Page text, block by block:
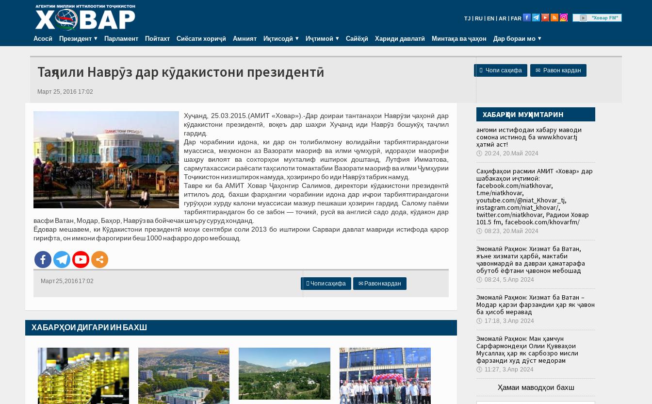
TJ RU EN AR FAR "Ховар FM"
Асосӣ Президент Парламент Пойтахт Сиёсати хориҷӣ Амният Иқтисодӣ Иҷтимоӣ Сайёҳӣ Хариди давлатӣ Минтақа ва ҷаҳон Дар бораи мо
 Чопи саҳифа ✉ Равон кардан
Таҷлили Наврӯз дар кӯдакистони президентӣ
Март 25, 2016 17:02
Хуҷанд, 25.03.2015.(АМИТ «Ховар»).-Дар доираи тантанаҳои Наврӯзи ҷаҳонӣ дар
кӯдакистони президентӣ, воқеъ дар шаҳри Хуҷанд иди Наврӯз бошукӯҳ таҷлил
гардид.
Дар чорабинии идона, ки дар он толибилмону волидайни тарбиятгирандагони
муассиса, меҳмонон аз Вазорати маориф ва илми ҷумҳурӣ, идораҳои маорифи
шаҳру вилоят ва сохторҳои мухталиф иштирок доштанд, Лутфия Имматова,
сармутахассиси раёсати таҳсилоти томактабии Вазорати маориф ва илми Ҷумҳурии
Тоҷикистон низ иштирок намуда, ҳозиринро бо иди Наврӯз табрик намуд.
Тавре ки ба АМИТ Ховар Ҷаҳонгир Салимов, директори кӯдакистони президентӣ
иттилоъ дод, бахши фарҳангии чорабинии идона дар иҷрои тарбиятгирандагони
гурӯҳҳои хурду калони муассисаи мазкур пешкаши ҳозирин гардид. Салому паёми
тарбиятгирандагон бо се забон — точикӣ, русӣ ва англисӣ садо дода, кӯдакон дар
васфи Ватан, Модар, Баҳор, Наврӯз ва бойчечак шеъру суруд хонданд.
Ёдовар мешавем, ки Кӯдакистони президентӣ моҳи сентябри соли 2013 бо иштироки Сарвари давлат мавриди истифода қарор
гирифта, он имкони фарогирии беш 1000 нафарро доро мебошад.
 Чопи саҳифа ✉ Равон кардан
Март 25, 2016 17:02
ХАБАРҲОИ ДИГАРИ ИН БАХШ
ХАБАРҲОИ МУҲИМТАРИН
Ҳангоми истифодаи хабару маводи
сомона истинод ба www.khovar.tj
ҳатмӣ аст!
🕔 20:24, 20.Май 2024
Саҳифаҳои расмии АМИТ «Ховар» дар
шабакаҳои иҷтимоӣ:
facebook.com/niatkhovar,
t.me/niatkhovar,
youtube.com/@niat_Khovar_tj,
instagram.com/niat_khovar/,
twitter.com/niatkhovar, Радиои Ховар
101.5 fm, facebook.com/khovarfm/
🕔 08:23, 20.Май 2024
Эмомалӣ Раҳмон: Хизмат ба Ватан,
яъне хизмати ҳарбӣ, мактаби
ҷавонмардӣ ва давраи ҳаматарафа
обутоб ёфтани ҷавонон мебошад
🕔 08:24, 5.Апр 2024
Эмомалӣ Раҳмон: Хизмат ба Ватан –
Модар қарзи фарзандии ҳар як ҷавон
ба ҳисоб меравад
🕔 17:18, 3.Апр 2024
Эмомалӣ Раҳмон: Ман ҳамчун
Сарфармондеҳи Олии Қувваҳои
Мусаллаҳ ҳар як сарбозро мисли
фарзанди худ дӯст медорам
🕔 11:27, 3.Апр 2024
Ҳамаи маводҳои бахш